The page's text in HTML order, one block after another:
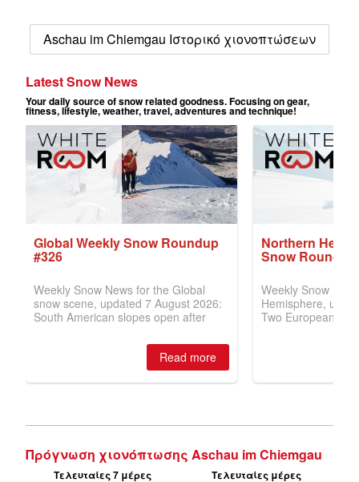
Aschau im Chiemgau Ιστορικό χιονοπτώσεων
Πρόγνωση χιονόπτωσης Aschau im Chiemgau
Τελευταίες 7 μέρες Τελευταίες μέρες